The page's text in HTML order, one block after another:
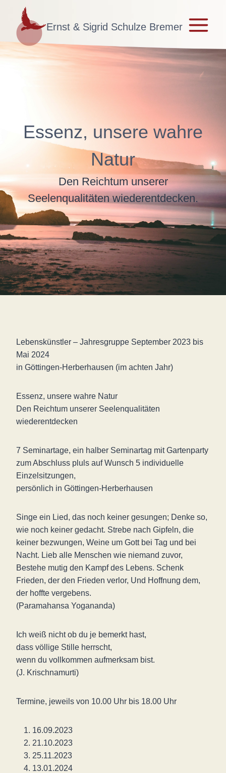
springen
Ernst & Sigrid Schulze Bremer
Essenz, unsere wahre
Natur
Den Reichtum unserer
Seelenqualitäten wiederentdecken.
Lebenskünstler – Jahresgruppe September 2023 bis
Mai 2024
in Göttingen-Herberhausen (im achten Jahr)
Essenz, unsere wahre Natur
Den Reichtum unserer Seelenqualitäten
wiederentdecken
7 Seminartage, ein halber Seminartag mit Gartenparty
zum Abschluss pluls auf Wunsch 5 individuelle
Einzelsitzungen,
persönlich in Göttingen-Herberhausen
Singe ein Lied, das noch keiner gesungen; Denke so,
wie noch keiner gedacht. Strebe nach Gipfeln, die
keiner bezwungen, Weine um Gott bei Tag und bei
Nacht. Lieb alle Menschen wie niemand zuvor,
Bestehe mutig den Kampf des Lebens. Schenk
Frieden, der den Frieden verlor, Und Hoffnung dem,
der hoffte vergebens.
(Paramahansa Yogananda)
Ich weiß nicht ob du je bemerkt hast,
dass völlige Stille herrscht,
wenn du vollkommen aufmerksam bist.
(J. Krischnamurti)
Termine, jeweils von 10.00 Uhr bis 18.00 Uhr
16.09.2023
21.10.2023
25.11.2023
13.01.2024